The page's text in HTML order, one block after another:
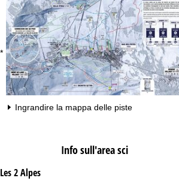
* numero verde gratuito. Disponibile solo per
Ingrandire la mappa delle piste
Info sull'area sci
Les 2 Alpes